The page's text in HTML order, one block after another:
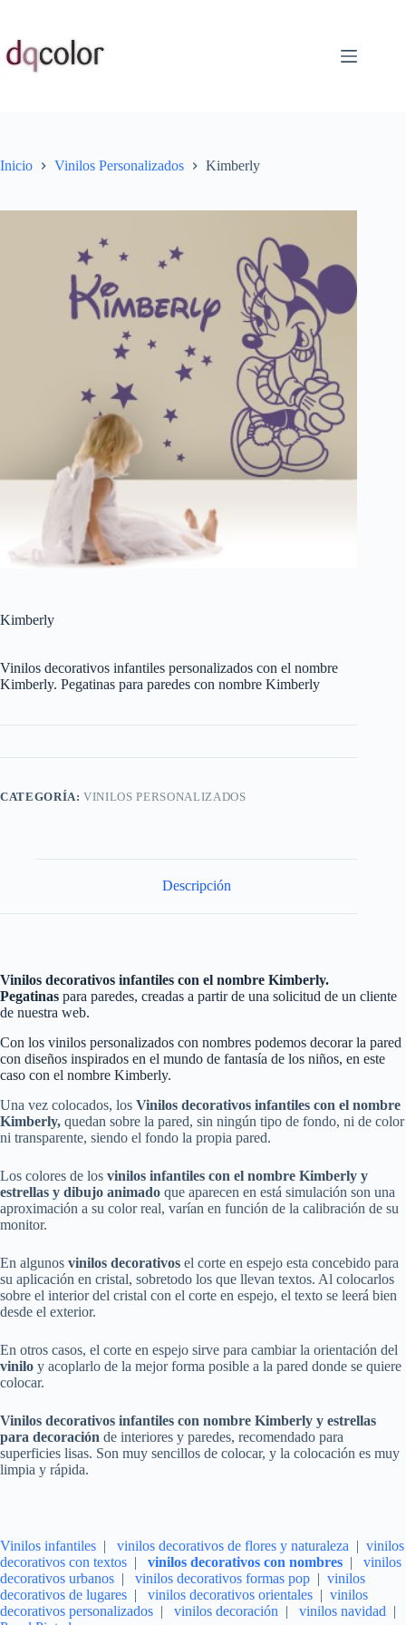
contenido
Inicio Vinilos Personalizados Kimberly
Kimberly
Vinilos decorativos infantiles personalizados con el nombre
Kimberly. Pegatinas para paredes con nombre Kimberly
CATEGORÍA:VINILOS PERSONALIZADOS
Descripción
Vinilos decorativos infantiles con el nombre Kimberly.
Pegatinas para paredes, creadas a partir de una solicitud de un cliente
de nuestra web.
Con los vinilos personalizados con nombres podemos decorar la pared
con diseños inspirados en el mundo de fantasía de los niños, en este
caso con el nombre Kimberly.
Una vez colocados, los Vinilos decorativos infantiles con el nombre
Kimberly, quedan sobre la pared, sin ningún tipo de fondo, ni de color
ni transparente, siendo el fondo la propia pared.
Los colores de los vinilos infantiles con el nombre Kimberly y
estrellas y dibujo animado que aparecen en está simulación son una
aproximación a su color real, varían en función de la calibración de su
monitor.
En algunos vinilos decorativos el corte en espejo esta concebido para
su aplicación en cristal, sobretodo los que llevan textos. Al colocarlos
sobre el interior del cristal con el corte en espejo, el texto se leerá bien
desde el exterior.
En otros casos, el corte en espejo sirve para cambiar la orientación del
vinilo y acoplarlo de la mejor forma posible a la pared donde se quiere
colocar.
Vinilos decorativos infantiles con nombre Kimberly y estrellas
para decoración de interiores y paredes, recomendado para
superficies lisas. Son muy sencillos de colocar, y la colocación es muy
limpia y rápida.
Vinilos infantiles | vinilos decorativos de flores y naturaleza | vinilos
decorativos con textos | vinilos decorativos con nombres | vinilos
decorativos urbanos | vinilos decorativos formas pop | vinilos
decorativos de lugares | vinilos decorativos orientales | vinilos
decorativos personalizados | vinilos decoración | vinilos navidad |